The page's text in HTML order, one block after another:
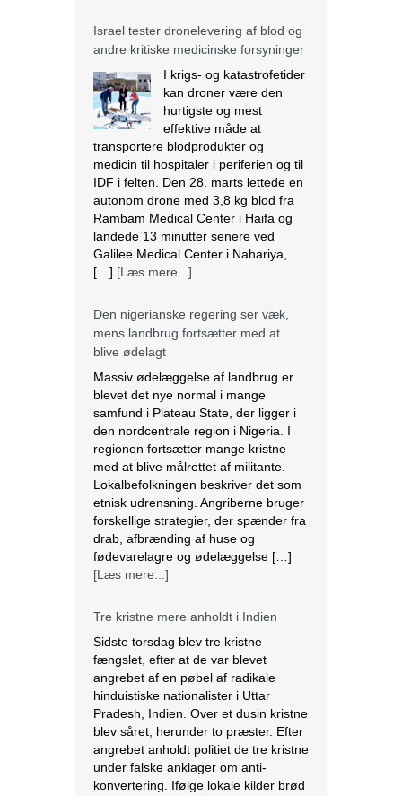
I krigs- og katastrofetider
kan droner være den
hurtigste og mest
effektive måde at
transportere blodprodukter og
medicin til hospitaler i periferien og til
IDF i felten. Den 28. marts lettede en
autonom drone med 3,8 kg blod fra
Rambam Medical Center i Haifa og
landede 13 minutter senere ved
Galilee Medical Center i Nahariya,
[…][Læs mere...]
Den nigerianske regering ser væk,
blive ødelagt
Massiv ødelæggelse af landbrug er
blevet det nye normal i mange
samfund i Plateau State, der ligger i
den nordcentrale region i Nigeria. I
regionen fortsætter mange kristne
med at blive målrettet af militante.
Lokalbefolkningen beskriver det som
etnisk udrensning. Angriberne bruger
forskellige strategier, der spænder fra
drab, afbrænding af huse og
fødevarelagre og ødelæggelse […]
[Læs mere...]
Tre kristne mere anholdt i Indien
fængslet, efter at de var blevet
angrebet af en pøbel af radikale
hinduistiske nationalister i Uttar
Pradesh, Indien. Over et dusin kristne
blev såret, herunder to præster. Efter
angrebet anholdt politiet de tre kristne
under falske anklager om anti-
konvertering. Ifølge lokale kilder brød
en pøbel på over 20 personer ind […]
[Læs mere...]